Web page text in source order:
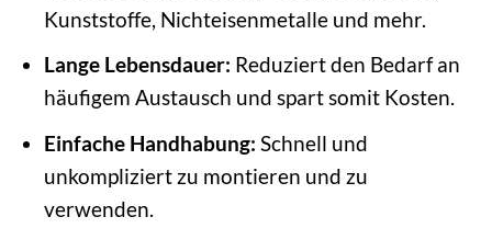
Kunststoffe, Nichteisenmetalle und mehr.
Lange Lebensdauer: Reduziert den Bedarf an
häufigem Austausch und spart somit Kosten.
Einfache Handhabung: Schnell und
unkompliziert zu montieren und zu
verwenden.